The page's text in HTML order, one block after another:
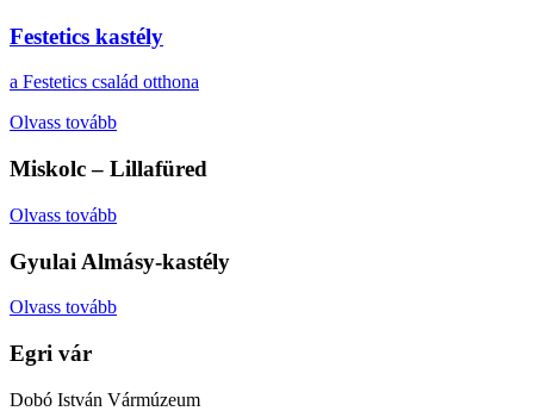
Festetics kastély
a Festetics család otthona
Olvass tovább
Miskolc – Lillafüred
Olvass tovább
Gyulai Almásy-kastély
Olvass tovább
Egri vár
Dobó István Vármúzeum